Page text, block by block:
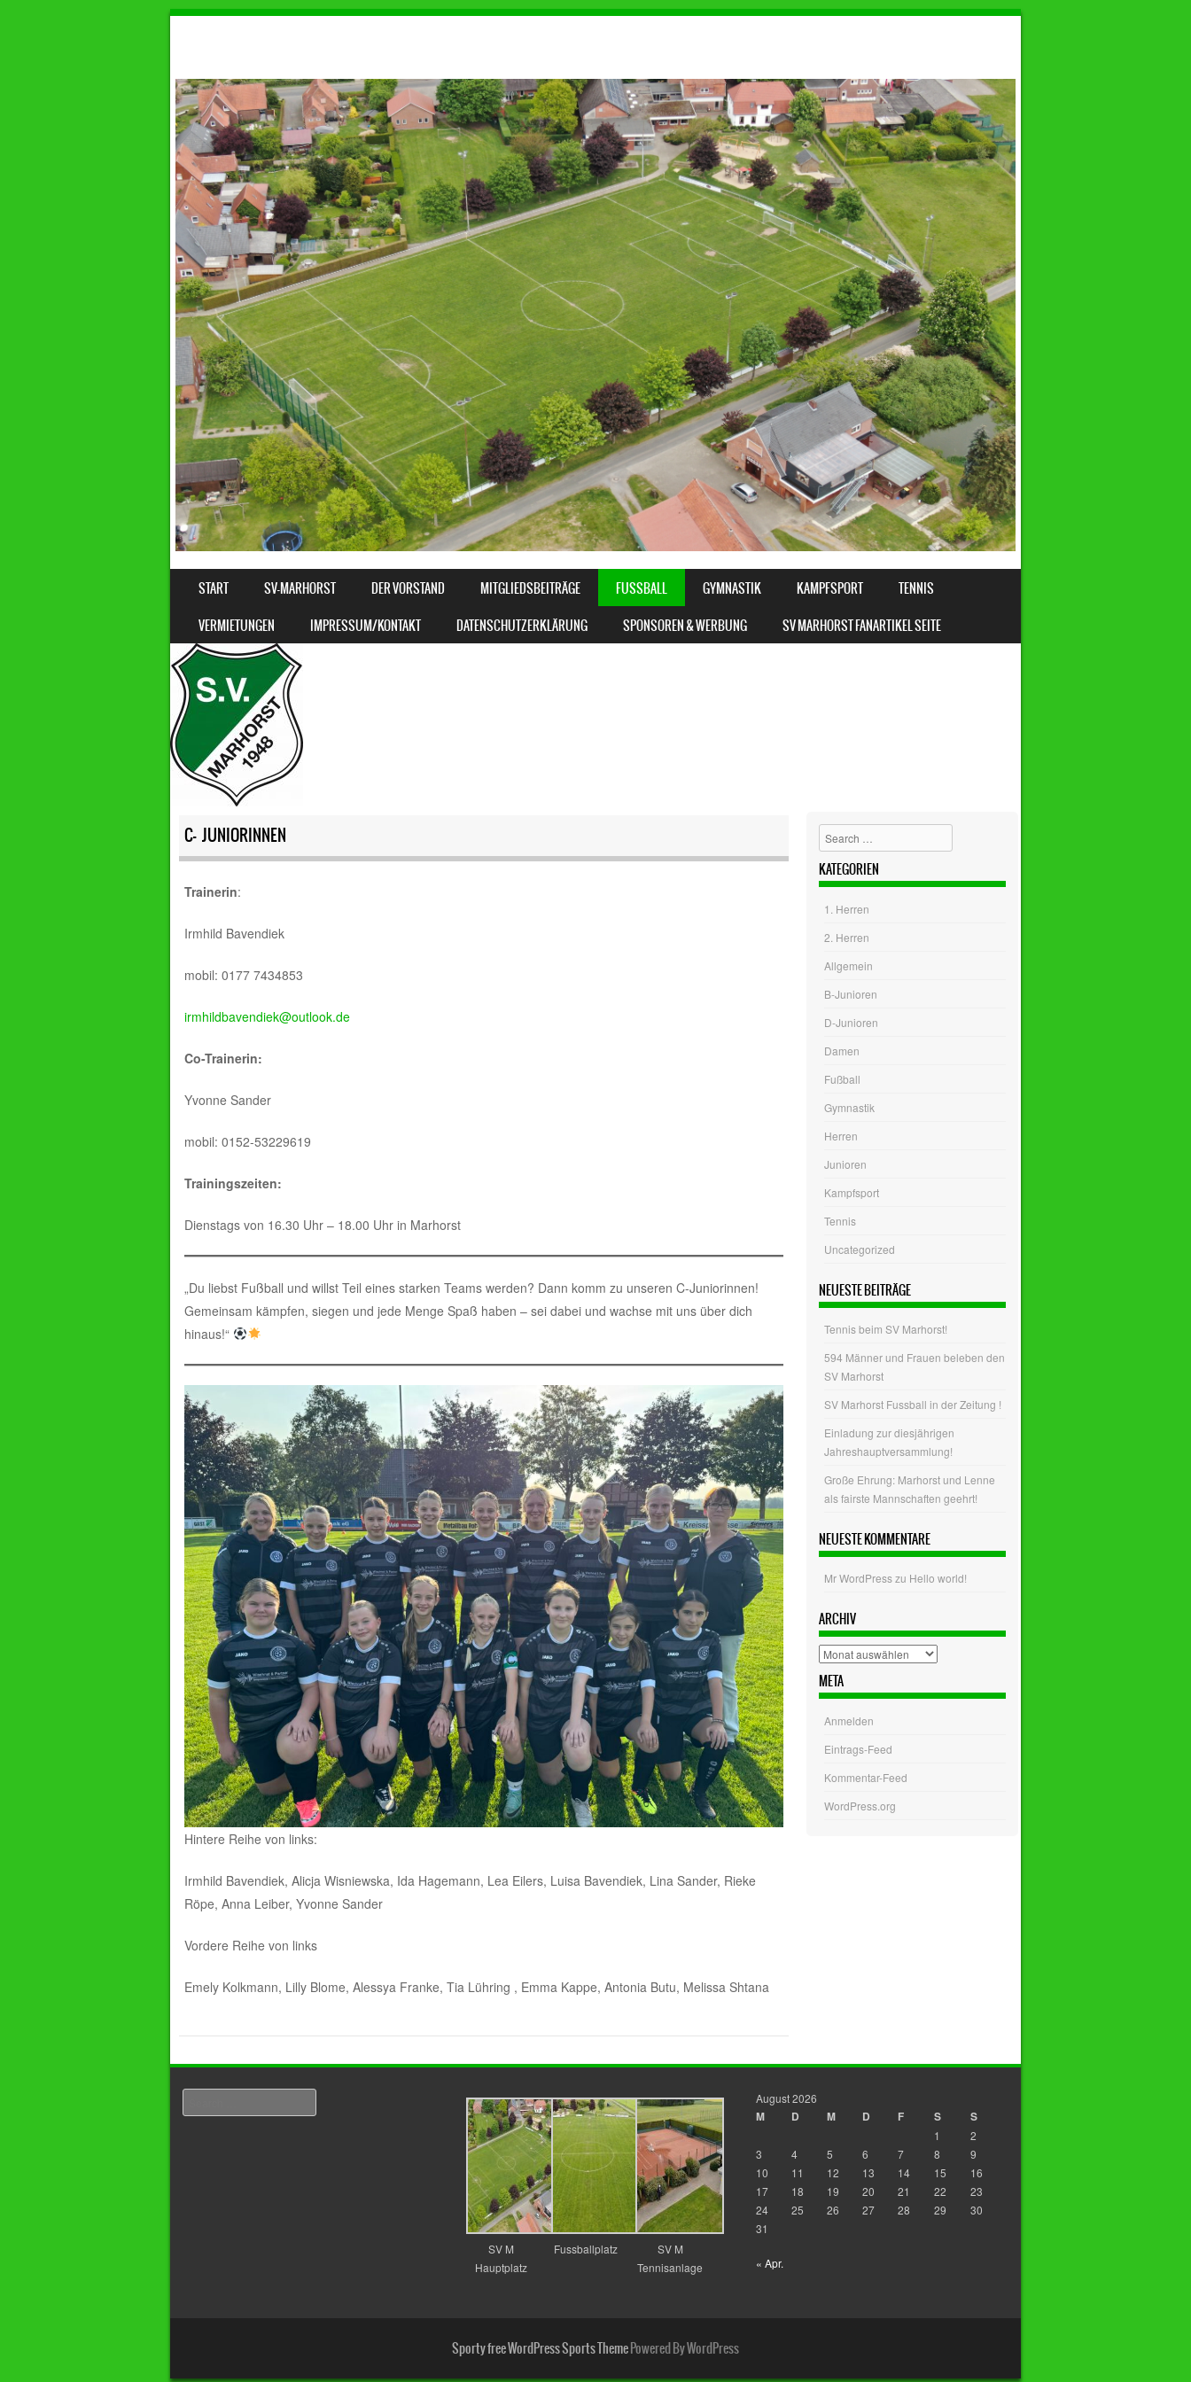
MENU
SKIP TO CONTENT
START SV-MARHORST DER VORSTAND MITGLIEDSBEITRÄGE FUSSBALL GYMNASTIK KAMPFSPORT
TENNIS
VERMIETUNGEN
IMPRESSUM/KONTAKT DATENSCHUTZERKLÄRUNG SPONSOREN & WERBUNG SV MARHORST FANARTIKEL SEITE
C- JUNIORINNEN
Trainerin:
Irmhild Bavendiek
mobil: 0177 7434853
irmhildbavendiek@outlook.de
Co-Trainerin:
Yvonne Sander
mobil: 0152-53229619
Trainingszeiten:
Dienstags von 16.30 Uhr – 18.00 Uhr in Marhorst
„Du liebst Fußball und willst Teil eines starken Teams werden? Dann komm zu unseren C-Juniorinnen!
Gemeinsam kämpfen, siegen und jede Menge Spaß haben – sei dabei und wachse mit uns über dich
hinaus!“
Hintere Reihe von links:
Irmhild Bavendiek, Alicja Wisniewska, Ida Hagemann, Lea Eilers, Luisa Bavendiek, Lina Sander, Rieke
Röpe, Anna Leiber, Yvonne Sander
Vordere Reihe von links
Emely Kolkmann, Lilly Blome, Alessya Franke, Tia Lühring , Emma Kappe, Antonia Butu, Melissa Shtana
Search
KATEGORIEN
1. Herren
2. Herren
Allgemein
B-Junioren
D-Junioren
Damen
Fußball
Gymnastik
Herren
Junioren
Kampfsport
Tennis
Uncategorized
NEUESTE BEITRÄGE
Tennis beim SV Marhorst!
594 Männer und Frauen beleben den
SV Marhorst
SV Marhorst Fussball in der Zeitung !
Einladung zur diesjährigen
Jahreshauptversammlung!
Große Ehrung: Marhorst und Lenne
als fairste Mannschaften geehrt!
NEUESTE KOMMENTARE
Mr WordPresszu Hello world!
ARCHIV
Archiv
META
Anmelden
Eintrags-Feed
Kommentar-Feed
WordPress.org
SV M
Hauptplatz
Fussballplatz
SV M
Tennisanlage
August 2026
M D M D F S S
1
2
3
4 5 6 7 8
9
10
11 12 13 14 15
16
17
18 19 20 21 22
23
24
25 26 27 28 29
30
31
« Apr.
Sporty free WordPress Sports ThemePowered By WordPress